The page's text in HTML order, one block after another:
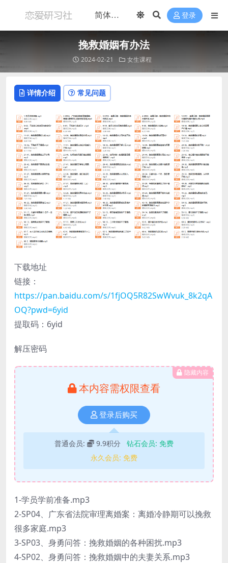
登录
挽救婚姻有办法
2024-02-21 女生课程
详情介绍 常见问题
下载地址
链接：
https://pan.baidu.com/s/1fjOQ5R82SwWvuk_8k2qA
OQ?pwd=6yid
提取码：6yid
解压密码
隐藏内容
本内容需权限查看
登录后购买
普通会员: 9.9积分 钻石会员: 免费
永久会员: 免费
1-学员学前准备.mp3
2-SP04、广东省法院审理离婚案：离婚冷静期可以挽救
很多家庭.mp3
3-SP03、身勇问答：挽救婚姻的各种困扰.mp3
4-SP02、身勇问答：挽救婚姻中的夫妻关系.mp3